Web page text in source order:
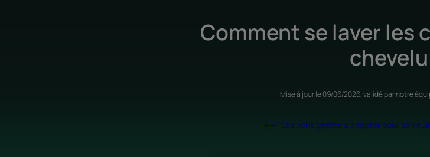
Comment se laver les
Mise à jour le09/06/2026, validé parnotre
Les bons gestes à adopter pour son